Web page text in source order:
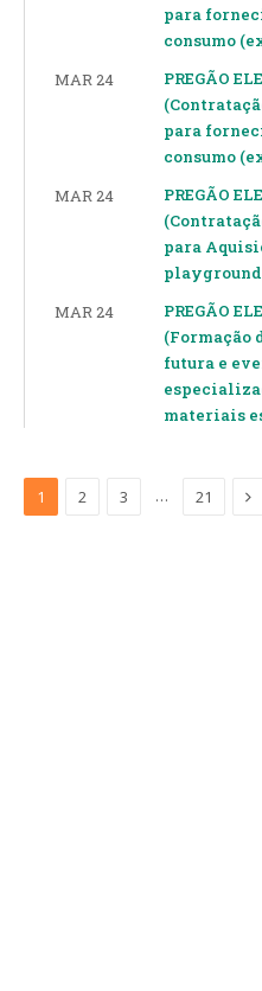
para
consumo
MAR 24
PREGÃO
para
consumo
MAR 24
PREGÃO
para
MAR 24
PREGÃO
(Formação
futura e
materiais
1 2 3 … 21